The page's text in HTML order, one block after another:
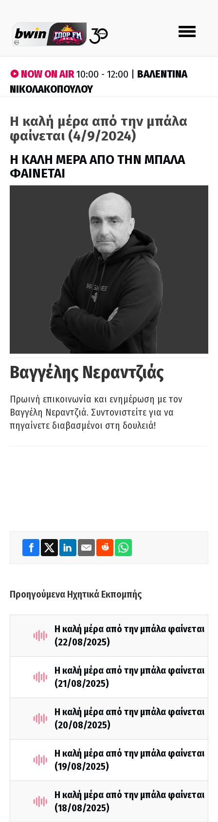
Toggle
navigation
NOW ON AIR10:00 - 12:00 | ΒΑΛΕΝΤΙΝΑ
ΝΙΚΟΛΑΚΟΠΟΥΛΟΥ
Η καλή μέρα από την μπάλα
φαίνεται (4/9/2024)
H ΚΑΛΗ ΜΕΡΑ ΑΠΟ ΤΗΝ ΜΠΑΛΑ
ΦΑΙΝΕΤΑΙ
Βαγγέλης Νεραντζιάς
Πρωινή επικοινωνία και ενημέρωση με τον
Βαγγέλη Νεραντζιά. Συντονιστείτε για να
πηγαίνετε διαβασμένοι στη δουλειά!
Προηγούμενα Ηχητικά Εκπομπής
Η καλή μέρα από την μπάλα φαίνεται
(22/08/2025)
Η καλή μέρα από την μπάλα φαίνεται
(21/08/2025)
Η καλή μέρα από την μπάλα φαίνεται
(20/08/2025)
Η καλή μέρα από την μπάλα φαίνεται
(19/08/2025)
Η καλή μέρα από την μπάλα φαίνεται
(18/08/2025)